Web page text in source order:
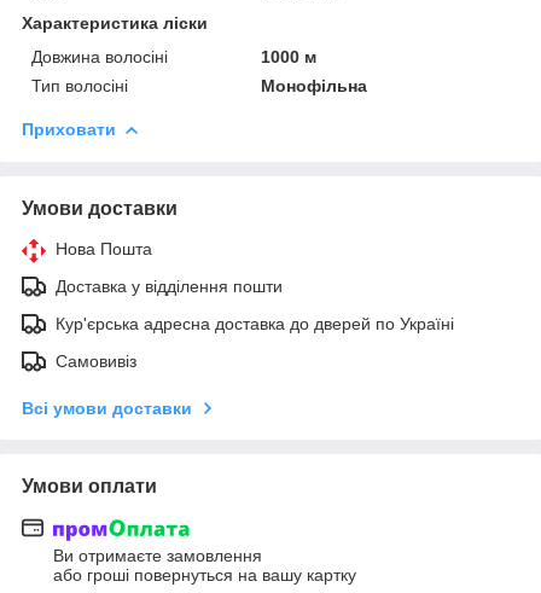
Характеристика ліски
Довжина волосіні
1000 м
Тип волосіні
Монофільна
Приховати
Умови доставки
Нова Пошта
Доставка у відділення пошти
Кур'єрська адресна доставка до дверей по Україні
Самовивіз
Всі умови доставки
Умови оплати
Ви отримаєте замовлення
або гроші повернуться на вашу картку